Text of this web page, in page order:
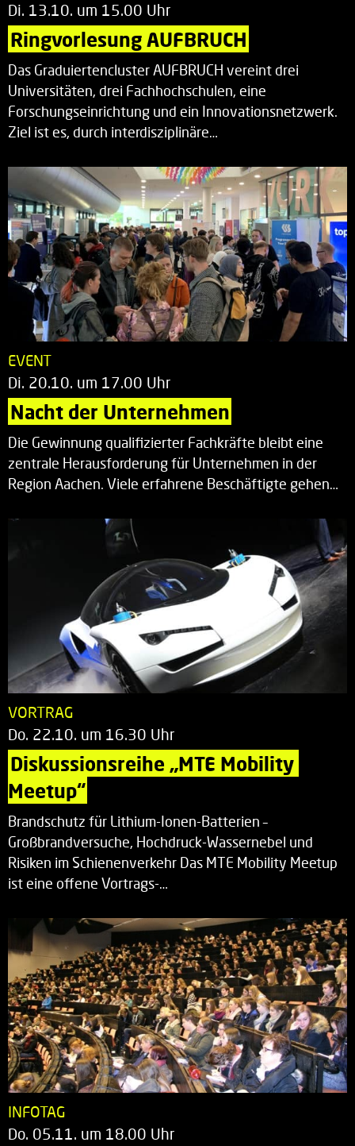
Di. 13.10. um 15.00 Uhr
Ringvorlesung AUFBRUCH
Das Graduiertencluster AUFBRUCH vereint drei
Universitäten, drei Fachhochschulen, eine
Forschungseinrichtung und ein Innovationsnetzwerk.
Ziel ist es, durch interdisziplinäre…
EVENT
Di. 20.10. um 17.00 Uhr
Nacht der Unternehmen
Die Gewinnung qualifizierter Fachkräfte bleibt eine
zentrale Herausforderung für Unternehmen in der
Region Aachen. Viele erfahrene Beschäftigte gehen…
VORTRAG
Do. 22.10. um 16.30 Uhr
Diskussionsreihe „MTE Mobility
Meetup“
Brandschutz für Lithium-Ionen-Batterien –
Großbrandversuche, Hochdruck-Wassernebel und
Risiken im Schienenverkehr Das MTE Mobility Meetup
ist eine offene Vortrags-…
INFOTAG
Do. 05.11. um 18.00 Uhr